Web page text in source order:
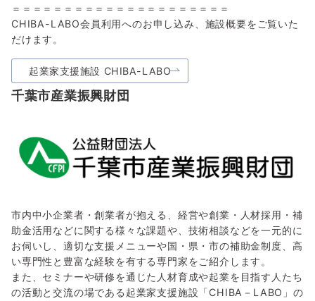
＝＝＝＝＝＝＝＝＝＝＝＝＝＝＝＝＝＝＝＝＝
CHIBA-LABO会員利用へのお申し込み、施設概要をご覧いた
だけます。
起業家支援施設 CHIBA-LABO
千葉市産業振興財団
市内中小企業者・創業者が抱える、経営や創業・人材採用・補
助金活用などに関する様々な課題や、技術相談などを一元的に
お伺いし、適切な支援メニューや国・県・市の補助金制度、高
い専門性と豊富な経験を有する専門家をご紹介します。
また、セミナーや研修を通じた人材育成や起業を目指す人たち
の活動と交流の場である起業家支援施設「CHIBA－LABO」の